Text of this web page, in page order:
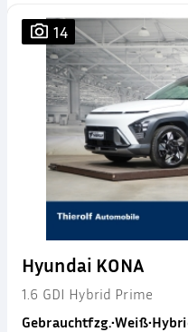
14
Hyundai KONA
1.6 GDI Hybrid Prime
Gebrauchtfzg.•Weiß•